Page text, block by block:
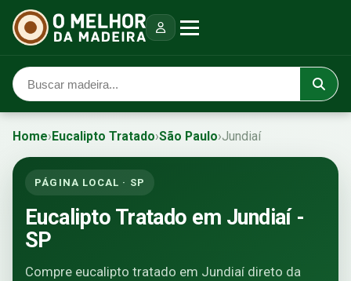
Home›Eucalipto Tratado›São Paulo›Jundiaí
PÁGINA LOCAL · SP
Eucalipto Tratado em Jundiaí -
SP
Compre eucalipto tratado em Jundiaí direto da